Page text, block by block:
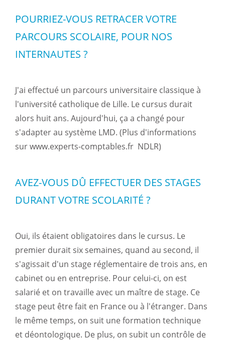
POURRIEZ-VOUS RETRACER VOTRE
PARCOURS SCOLAIRE, POUR NOS
INTERNAUTES ?
J'ai effectué un parcours universitaire classique à
l'université catholique de Lille. Le cursus durait
alors huit ans. Aujourd'hui, ça a changé pour
s'adapter au système LMD. (Plus d'informations
sur www.experts-comptables.fr  NDLR)
AVEZ-VOUS DÛ EFFECTUER DES STAGES
DURANT VOTRE SCOLARITÉ ?
Oui, ils étaient obligatoires dans le cursus. Le
premier durait six semaines, quand au second, il
s'agissait d'un stage réglementaire de trois ans, en
cabinet ou en entreprise. Pour celui-ci, on est
salarié et on travaille avec un maître de stage. Ce
stage peut être fait en France ou à l'étranger. Dans
le même temps, on suit une formation technique
et déontologique. De plus, on subit un contrôle de